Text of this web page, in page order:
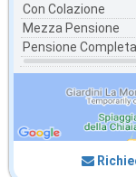
Con Colazione
Mezza Pensione
Pensione Completa